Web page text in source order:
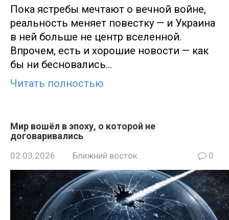
Пока ястребы мечтают о вечной войне,
реальность меняет повестку — и Украина
в ней больше не центр вселенной.
Впрочем, есть и хорошие новости — как
бы ни бесновались…
Читать полностью
Мир вошёл в эпоху, о которой не
договаривались
02.03.2026 Ближний восток 0